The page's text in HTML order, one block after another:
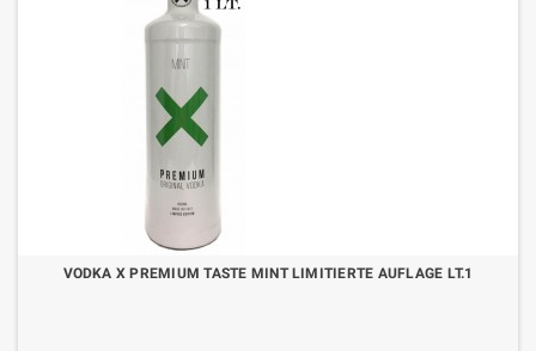
VODKA X PREMIUM TASTE MINT LIMITIERTE AUFLAGE LT.1